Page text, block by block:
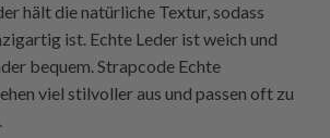
hält die natürliche Textur, sodass
ist. Echte Leder ist weich und
bequem.Strapcode Echte
viel stilvoller aus und passen oft zu